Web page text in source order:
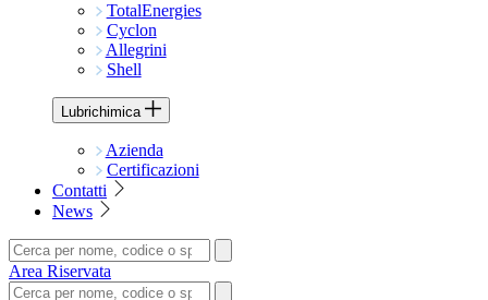
TotalEnergies
Cyclon
Allegrini
Shell
Lubrichimica
Azienda
Certificazioni
Contatti
News
Area Riservata